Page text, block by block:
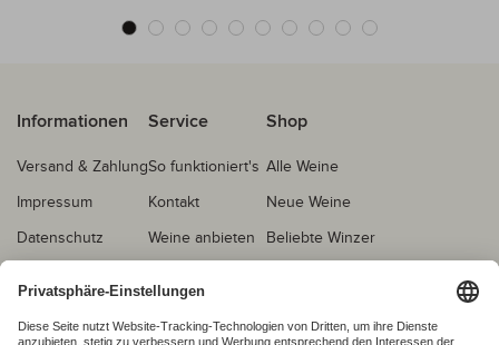
Informationen
Versand & Zahlung
Impressum
Datenschutz
Service
So funktioniert's
Kontakt
Weine anbieten
Shop
Alle Weine
Neue Weine
Beliebte Winzer